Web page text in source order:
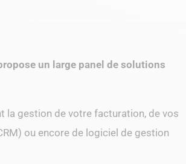
un large panel de solutions
la gestion de votre facturation, de vos
ou encore de logiciel de gestion